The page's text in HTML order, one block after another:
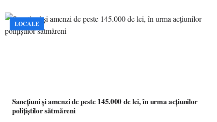
LOCALE
Sancțiuni și amenzi de peste 145.000 de lei, în urma acțiunilor
polițiștilor sătmăreni